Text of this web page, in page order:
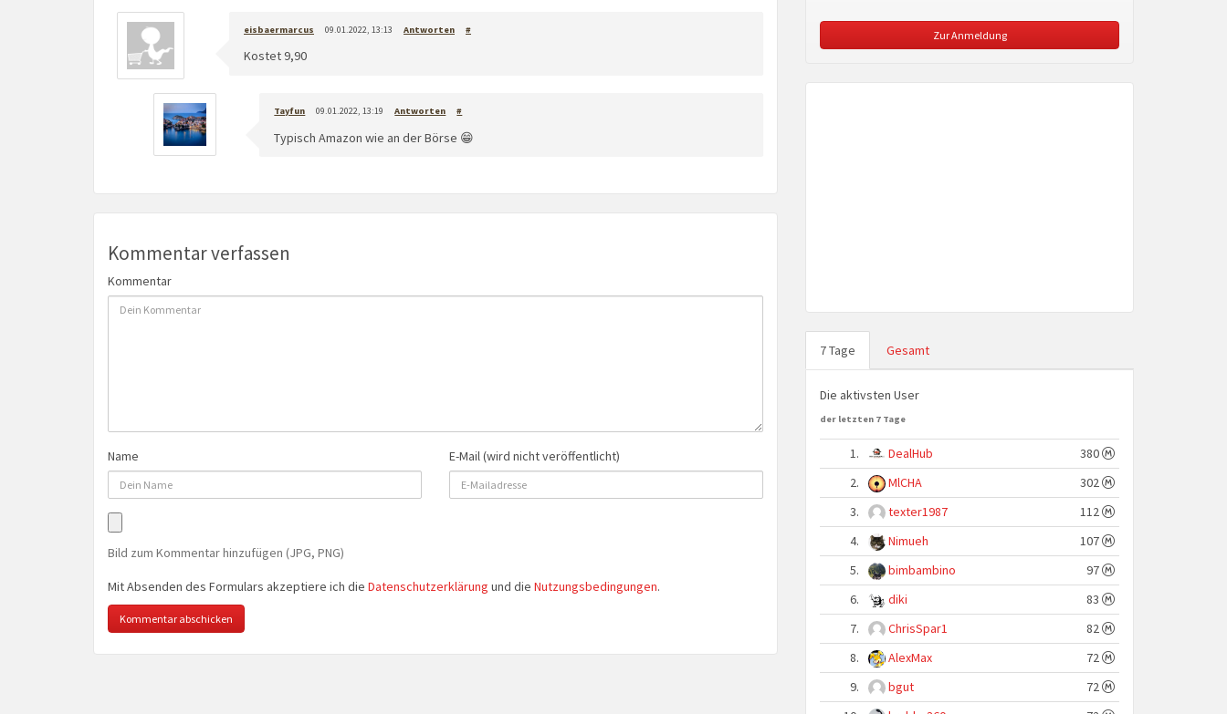
eisbaermarcus 09.01.2022, 13:13 Antworten #
Kostet 9,90
Tayfun 09.01.2022, 13:19 Antworten #
Typisch Amazon wie an der Börse 😁
Kommentar verfassen
Kommentar
Name E-Mail (wird nicht veröffentlicht)
Bild zum Kommentar hinzufügen (JPG, PNG)
Mit Absenden des Formulars akzeptiere ich die Datenschutzerklärung und die Nutzungsbedingungen.
Zur Anmeldung
7 Tage Gesamt
Die aktivsten User
der letzten 7 Tage
1. DealHub
380
2.
MlCHA
302
3.
texter1987
112
4.
Nimueh
107
5.
bimbambino
97
6.
diki
83
7.
ChrisSpar1
82
8.
AlexMax
72
9.
bgut
72